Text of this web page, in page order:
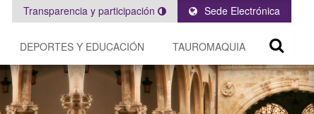
Sede Electrónica
Transparencia y participación
DEPORTES Y EDUCACIÓN TAUROMAQUIA